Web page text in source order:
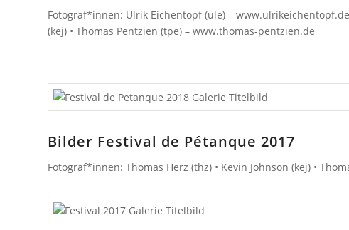
Fotograf*innen: Ulrik Eichentopf (ule) – www.ulrikeichentopf.de
(kej) • Thomas Pentzien (tpe) – www.thomas-pentzien.de
Bilder Festival de Pétanque 2017
Fotograf*innen: Thomas Herz (thz) • Kevin Johnson (kej) •